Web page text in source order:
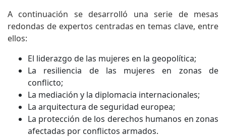
A continuación se desarrolló una serie de mesas
redondas de expertos centradas en temas clave, entre
ellos:
El liderazgo de las mujeres en la geopolítica;
La resiliencia de las mujeres en zonas de
conflicto;
La mediación y la diplomacia internacionales;
La arquitectura de seguridad europea;
La protección de los derechos humanos en zonas
afectadas por conflictos armados.